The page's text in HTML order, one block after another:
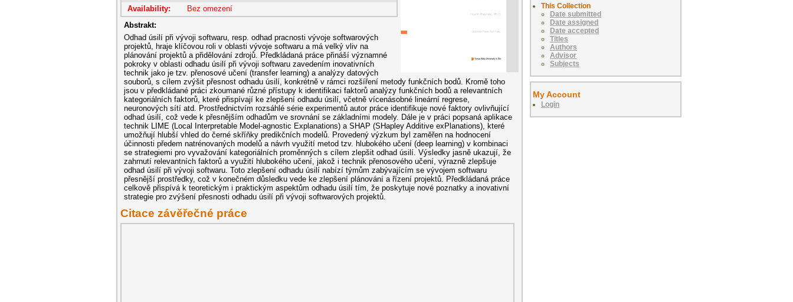
Availability:
Bez omezení
Abstrakt:
Odhad úsilí při vývoji softwaru, resp. odhad pracnosti vývoje softwarových
projektů, hraje klíčovou roli v oblasti vývoje softwaru a má velký vliv na
plánování projektů a přidělování zdrojů. Předkládaná práce přináší významné
pokroky v oblasti odhadu úsilí při vývoji softwaru zavedením inovativních
technik jako je tzv. přenosové učení (transfer learning) a analýzy datových
souborů, s cílem zvýšit přesnost odhadu úsilí, konkrétně v rámci rozšíření metody funkčních bodů. Kromě toho
jsou v předkládané práci zkoumané různé přístupy k identifikaci faktorů analýzy funkčních bodů a relevantních
kategoriálních faktorů, které přispívají ke zlepšení odhadu úsilí, včetně vícenásobné lineární regrese,
neuronových sítí atd. Prostřednictvím rozsáhlé série experimentů autor práce identifikuje nové faktory ovlivňující
odhad úsilí, což vede k přesnějším odhadům ve srovnání se základními modely. Dále je v práci popsaná aplikace
technik LIME (Local Interpretable Model-agnostic Explanations) a SHAP (SHapley Additive exPlanations), které
umožňují hlubší vhled do černé skříňky predikčních modelů. Provedený výzkum byl zaměřen na hodnocení
účinnosti předem natrénovaných modelů a návrh využití metod tzv. hlubokého učení (deep learning) v kombinaci
se strategiemi pro vyvažování kategoriálních proměnných s cílem zlepšit odhad úsilí. Výsledky jasně ukazují, že
zahrnutí relevantních faktorů a využití hlubokého učení, jakož i technik přenosového učení, výrazně zlepšuje
odhad úsilí při vývoji softwaru. Toto zlepšení odhadu úsilí nabízí týmům zabývajícím se vývojem softwaru
přesnější prostředky, což v konečném důsledku vede ke zlepšení plánování a řízení projektů. Předkládaná práce
celkově přispívá k teoretickým i praktickým aspektům odhadu úsilí tím, že poskytuje nové poznatky a inovativní
strategie pro zvýšení přesnosti odhadu úsilí při vývoji softwarových projektů.
Citace závěřečné práce
This Collection
Date submitted
Date assigned
Date accepted
Titles
Authors
Advisor
Subjects
My Account
Login